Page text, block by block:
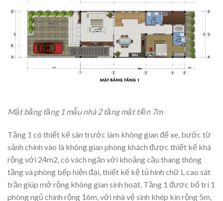
Mặt bằng tầng 1 mẫu nhà 2 tầng mặt tiền 7m
Tầng 1 có thiết kế sân trước làm không gian để xe, bước từ
sảnh chính vào là không gian phòng khách được thiết kế khá
rộng với 24m2, có vách ngăn với khoảng cầu thang thông
tầng và phòng bếp hiện đại, thiết kế kệ tủ hình chữ L cao sát
trần giúp mở rộng không gian sinh hoạt. Tầng 1 được bố trí 1
phòng ngủ chính rộng 16m, với nhà vệ sinh khép kín rộng 5m,